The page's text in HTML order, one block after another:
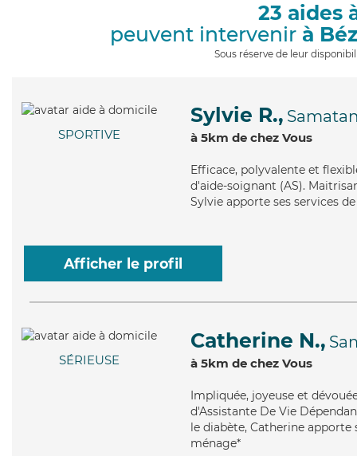
23 aides
peuvent intervenir à
Sous réserve de leur
SPORTIVE
Sylvie R., Samatan
à 5km de chez Vous
Efficace, polyvalente et
d'aide-soignant (AS).
Sylvie apporte ses services
Afficher le profil
SÉRIEUSE
Catherine N.,
à 5km de chez Vous
Impliquée, joyeuse et
d'Assistante De Vie
le diabète, Catherine apporte
ménage*